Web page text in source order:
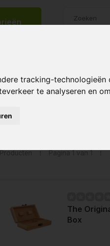
tracking-
te analyseren en
Tray
Pagina 1 van 1
The
Box